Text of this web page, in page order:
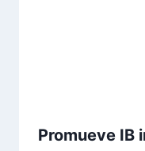
Promueve IB